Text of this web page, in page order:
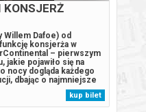
KONSJERŻ
Willem Dafoe) od
konsjerża w
– pierwszym
jakie pojawiło się na
nocy dogląda każdego
dbając o najmniejsze
Lucius dowiaduje się, że
nowemu właścicielowi,
kup bilet